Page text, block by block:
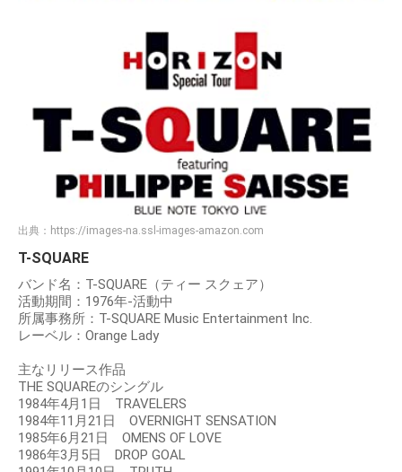
出典： https://images-na.ssl-images-amazon.com
T-SQUARE
バンド名：T-SQUARE（ティー スクェア）
活動期間：1976年-活動中
所属事務所：T-SQUARE Music Entertainment Inc.
レーベル：Orange Lady
主なリリース作品
THE SQUAREのシングル
1984年4月1日 TRAVELERS
1984年11月21日 OVERNIGHT SENSATION
1985年6月21日 OMENS OF LOVE
1986年3月5日 DROP GOAL